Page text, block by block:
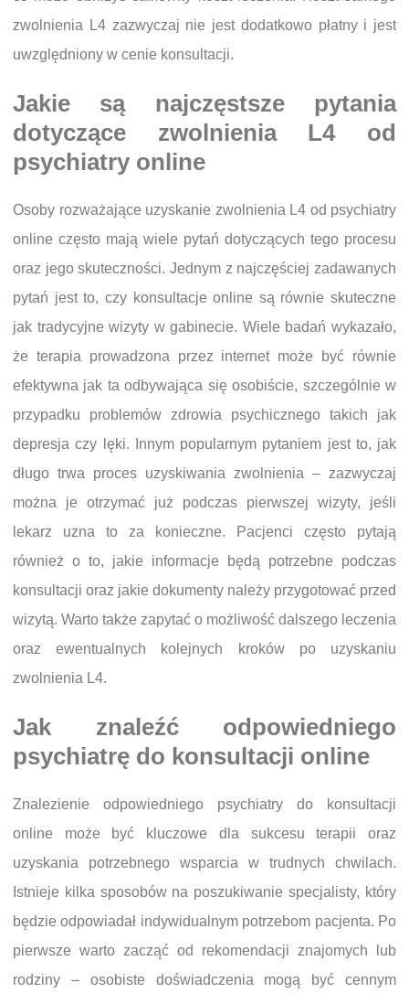
zwolnienia L4 zazwyczaj nie jest dodatkowo płatny i jest
uwzględniony w cenie konsultacji.
Jakie są najczęstsze pytania
dotyczące zwolnienia L4 od
psychiatry online
Osoby rozważające uzyskanie zwolnienia L4 od psychiatry
online często mają wiele pytań dotyczących tego procesu
oraz jego skuteczności. Jednym z najczęściej zadawanych
pytań jest to, czy konsultacje online są równie skuteczne
jak tradycyjne wizyty w gabinecie. Wiele badań wykazało,
że terapia prowadzona przez internet może być równie
efektywna jak ta odbywająca się osobiście, szczególnie w
przypadku problemów zdrowia psychicznego takich jak
depresja czy lęki. Innym popularnym pytaniem jest to, jak
długo trwa proces uzyskiwania zwolnienia – zazwyczaj
można je otrzymać już podczas pierwszej wizyty, jeśli
lekarz uzna to za konieczne. Pacjenci często pytają
również o to, jakie informacje będą potrzebne podczas
konsultacji oraz jakie dokumenty należy przygotować przed
wizytą. Warto także zapytać o możliwość dalszego leczenia
oraz ewentualnych kolejnych kroków po uzyskaniu
zwolnienia L4.
Jak znaleźć odpowiedniego
psychiatrę do konsultacji online
Znalezienie odpowiedniego psychiatry do konsultacji
online może być kluczowe dla sukcesu terapii oraz
uzyskania potrzebnego wsparcia w trudnych chwilach.
Istnieje kilka sposobów na poszukiwanie specjalisty, który
będzie odpowiadał indywidualnym potrzebom pacjenta. Po
pierwsze warto zacząć od rekomendacji znajomych lub
rodziny – osobiste doświadczenia mogą być cennym